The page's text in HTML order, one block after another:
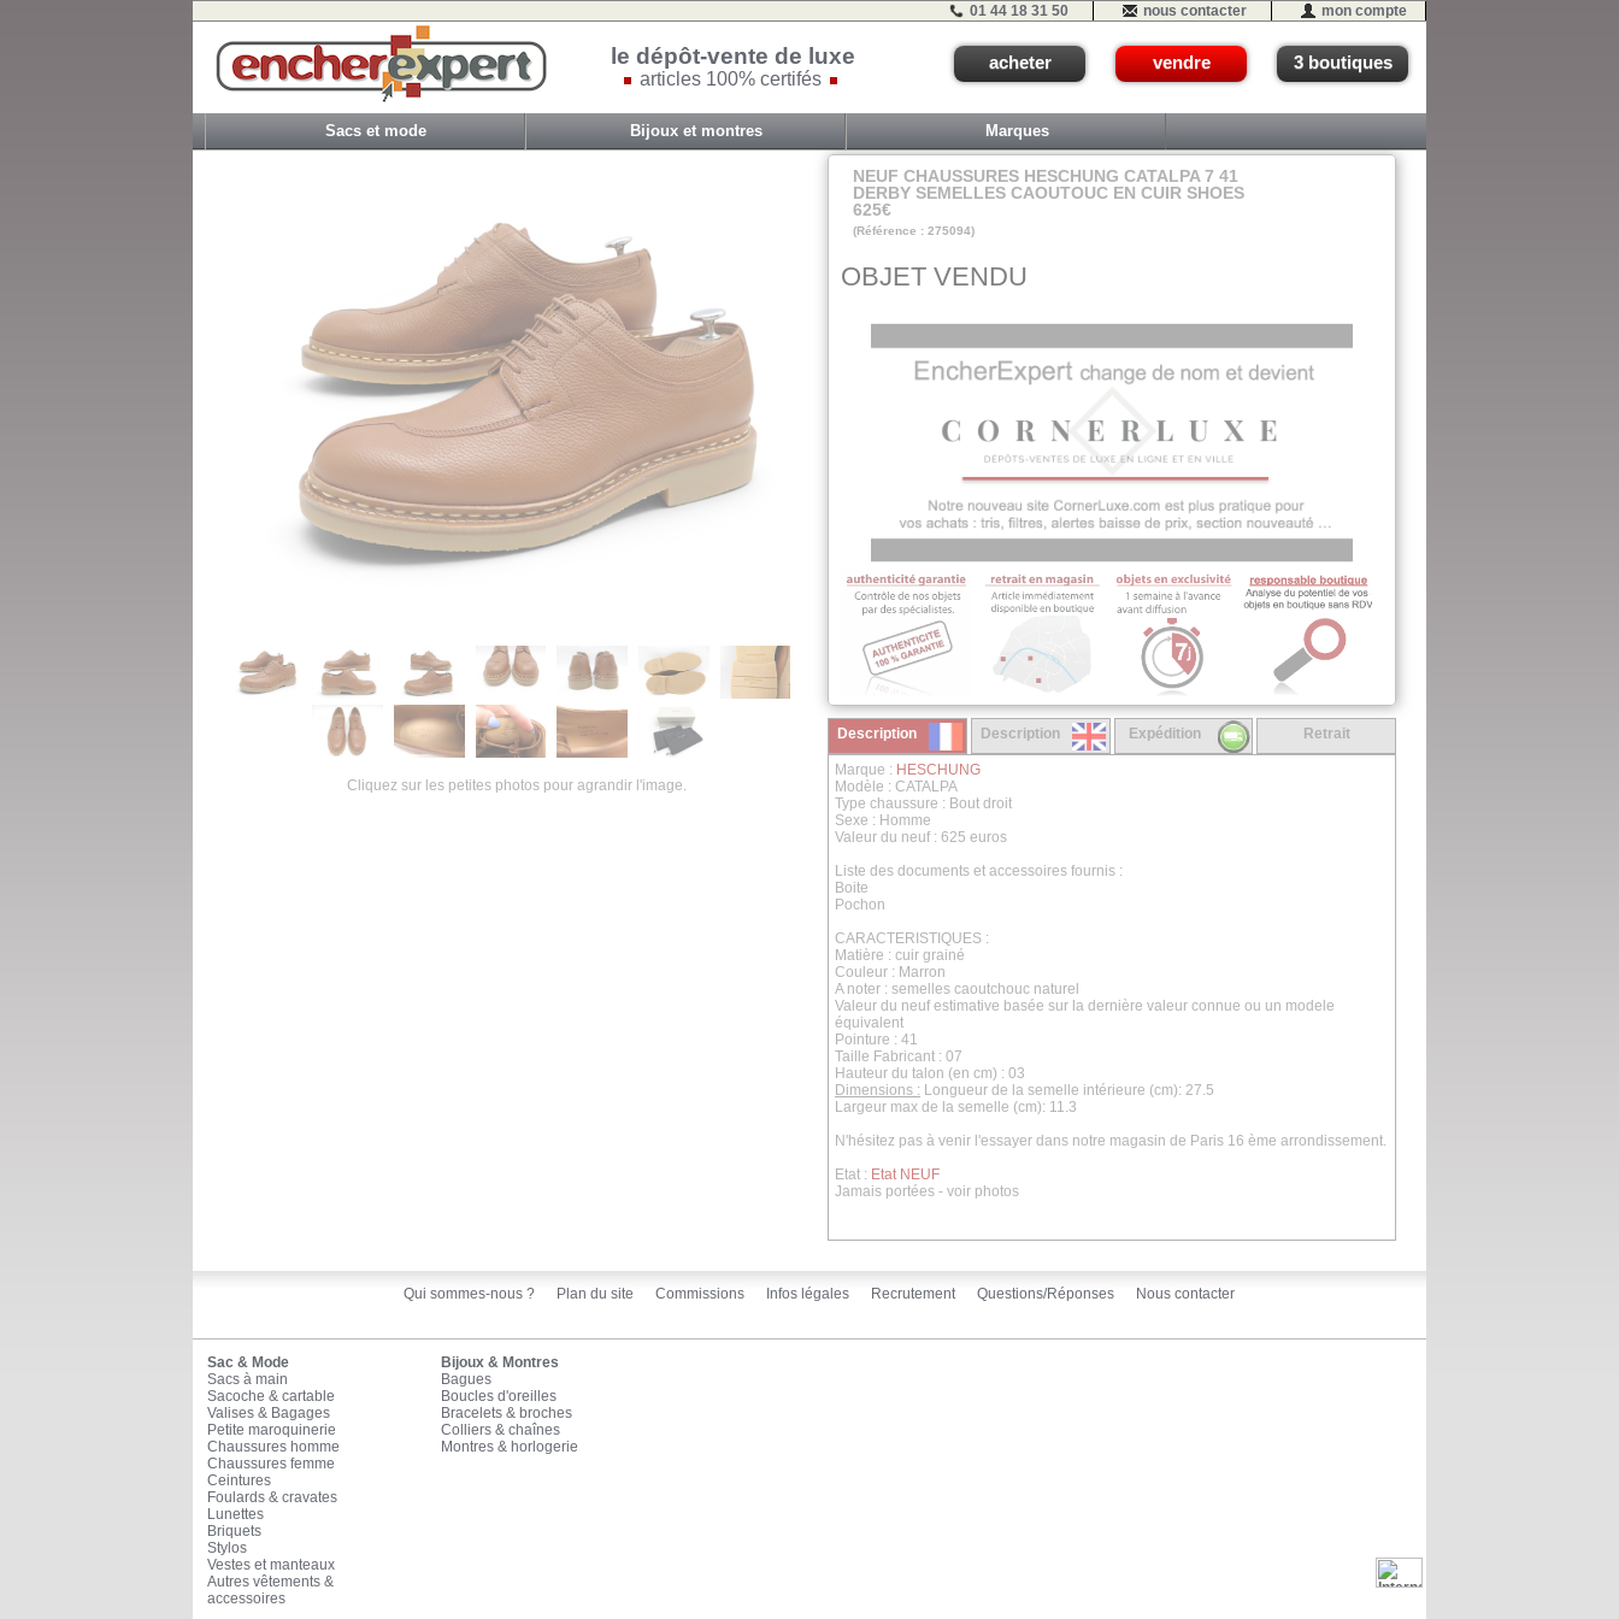
01 44 18 31 50 nous contacter mon compte
le dépôt-vente de luxe
articles 100% certifés
acheter vendre 3 boutiques
Sacs et mode Bijoux et montres Marques
Cliquez sur les petites photos pour agrandir l'image.
NEUF CHAUSSURES HESCHUNG CATALPA 7 41
DERBY SEMELLES CAOUTOUC EN CUIR SHOES
625€
(Référence : 275094)
OBJET VENDU
Description Description Expédition Retrait
Marque : HESCHUNG
Modèle : CATALPA
Type chaussure : Bout droit
Sexe : Homme
Valeur du neuf : 625 euros
Liste des documents et accessoires fournis :
Boite
Pochon
CARACTERISTIQUES :
Matière : cuir grainé
Couleur : Marron
A noter : semelles caoutchouc naturel
Valeur du neuf estimative basée sur la dernière valeur connue ou un modele
équivalent
Pointure : 41
Taille Fabricant : 07
Hauteur du talon (en cm) : 03
Dimensions : Longueur de la semelle intérieure (cm): 27.5
Largeur max de la semelle (cm): 11.3
N'hésitez pas à venir l'essayer dans notre magasin de Paris 16 ème arrondissement.
Etat : Etat NEUF
Jamais portées - voir photos
Qui sommes-nous ? Plan du site Commissions Infos légales Recrutement Questions/Réponses Nous contacter
Sac & Mode
Sacs à main
Sacoche & cartable
Valises & Bagages
Petite maroquinerie
Chaussures homme
Chaussures femme
Ceintures
Foulards & cravates
Lunettes
Briquets
Stylos
Vestes et manteaux
Autres vêtements &
accessoires
Bijoux & Montres
Bagues
Boucles d'oreilles
Bracelets & broches
Colliers & chaînes
Montres & horlogerie